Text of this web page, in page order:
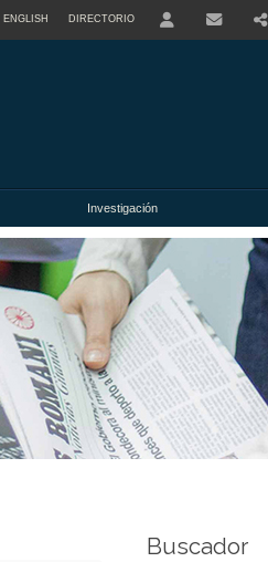
ENGLISH DIRECTORIO
Investigación
Buscador